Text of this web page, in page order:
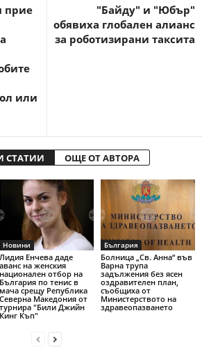
прие
или
"Байду" и "Юбър"
обявиха глобален алианс
за роботизирани таксита
СТАТИИ ОЩЕ ОТ АВТОРА
Новини
Лидия Енчева даде
аванс на женския
национален отбор на
България по тенис в
мача срещу Република
Северна Македония от
турнира "Били Джийн
Кинг Къп"
България
Болница „Св. Анна“ във
Варна трупа
задължения без ясен
оздравителен план,
съобщиха от
Министерството на
здравеопазването